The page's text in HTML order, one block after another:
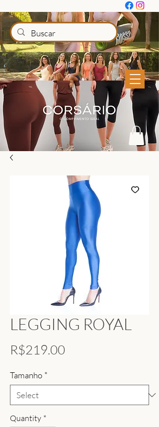
LEGGING ROYAL
R$219.00
Tamanho *
Quantity *